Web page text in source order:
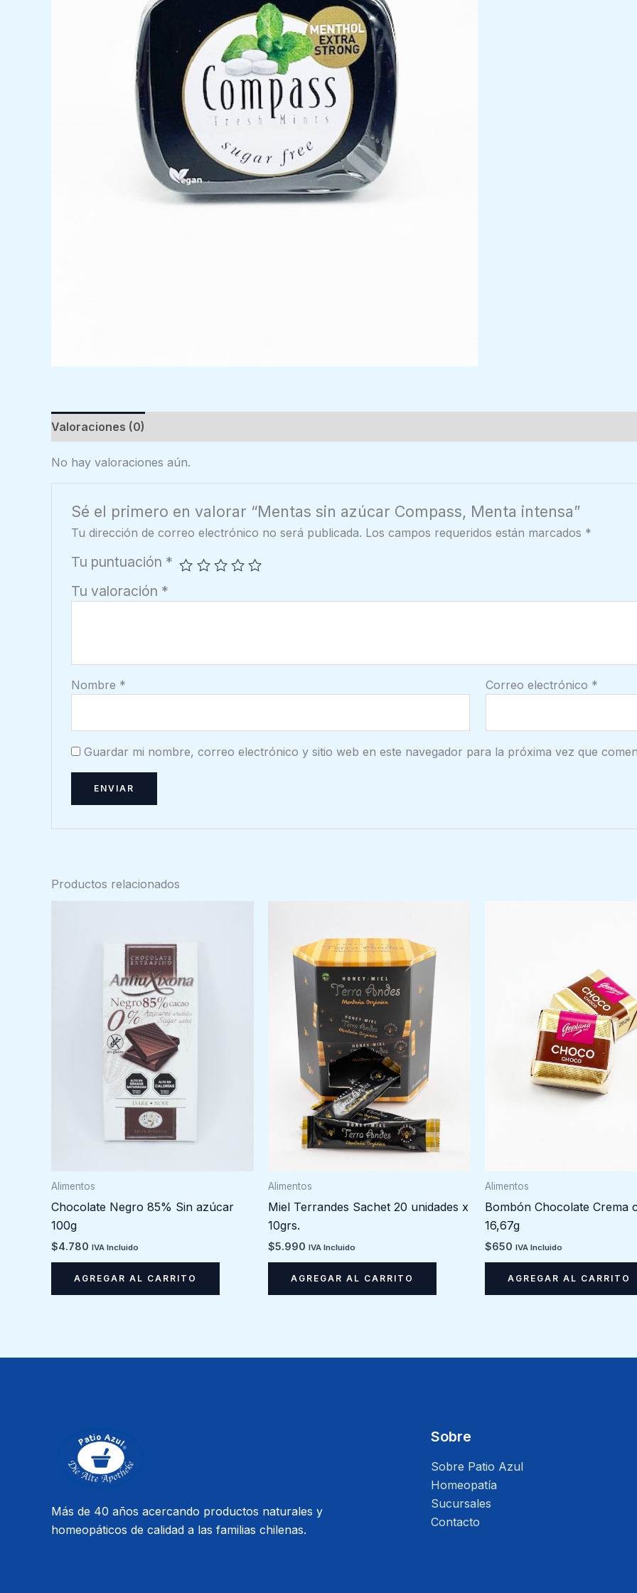
Valoraciones (0)
No hay valoraciones aún.
Sé el primero en valorar “Mentas sin azúcar Compass, Menta intensa”
Tu dirección de correo electrónico no será publicada. Los campos requeridos están marcados *
Tu puntuación *
Tu valoración *
Nombre * Correo electrónico *
Guardar mi nombre, correo electrónico y sitio web en este navegador para la próxima vez que
Productos relacionados
Alimentos
Chocolate Negro 85% Sin azúcar
100g
$4.780 IVA Incluido
AGREGAR AL CARRITO
Alimentos
Miel Terrandes Sachet 20 unidades x
10grs.
$5.990 IVA Incluido
AGREGAR AL CARRITO
Alimentos
Bombón Chocolate Crema
16,67g
$650 IVA Incluido
AGREGAR AL CARRITO
Más de 40 años acercando productos naturales y
homeopáticos de calidad a las familias chilenas.
Sobre
Sobre Patio Azul
Homeopatía
Sucursales
Contacto